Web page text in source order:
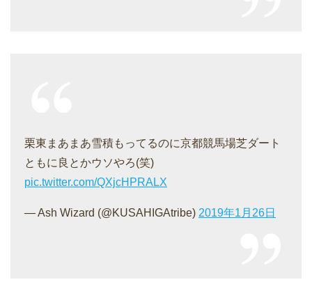
栗東まあまあ雪積もってるのに京都競馬場芝ダート
ともに良とかウソやろ(笑)
pic.twitter.com/QXjcHPRALX
— Ash Wizard (@KUSAHIGAtribe) 2019年1月26日